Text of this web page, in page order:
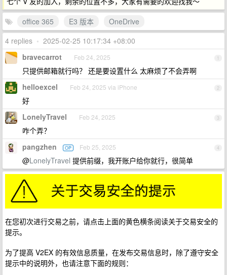
office 365
E3 版本
OneDrive
4 replies • 2025-02-25 10:17:34 +08:00
1
bravecarrot Feb 24, 2025
只提供邮箱就行吗？ 还是要设置什么 太麻烦了不会弄啊
2
helloexcel Feb 24, 2025 via iPhone
好
3
LonelyTravel Feb 24, 2025
咋个弄？
4
pangzhen OP Feb 25, 2025
@LonelyTravel 提供前缀，我开账户给你就行，很简单
在您初次进行交易之前，请点击上面的黄色横条阅读关于交易安全的
提示。
为了提高 V2EX 的有效信息质量，在发布交易信息时，除了遵守安全
提示中的说明外，也请注意下面的规则：